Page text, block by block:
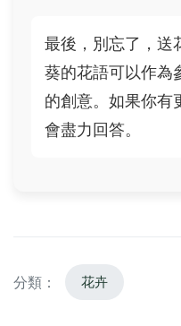
最後，別忘了，送
葵的花語可以作為
的創意。如果你有
會盡力回答。
分類： 花卉